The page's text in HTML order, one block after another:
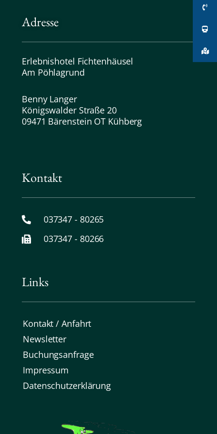
Adresse
Erlebnishotel Fichtenhäusel
Am Pöhlagrund
Benny Langer
Königswalder Straße 20
09471 Bärenstein OT Kühberg
Kontakt
037347 - 80265
037347 - 80266
Links
Kontakt / Anfahrt
Newsletter
Buchungsanfrage
Impressum
Datenschutz­erklärung